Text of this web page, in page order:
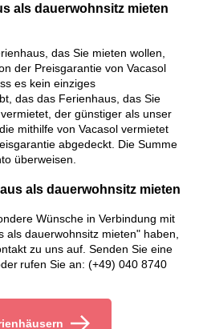
als dauerwohnsitz mieten
das Sie mieten wollen,
der Preisgarantie von Vacasol
es kein einziges
das das Ferienhaus, das Sie
der günstiger als unser
mithilfe von Vacasol vermietet
abgedeckt. Die Summe
überweisen.
als dauerwohnsitz mieten
Wünsche in Verbindung mit
als dauerwohnsitz mieten" haben,
zu uns auf. Senden Sie eine
rufen Sie an: (+49) 040 8740